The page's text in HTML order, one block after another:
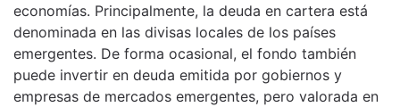
economías. Principalmente, la deuda en cartera está
denominada en las divisas locales de los países
emergentes. De forma ocasional, el fondo también
puede invertir en deuda emitida por gobiernos y
empresas de mercados emergentes, pero valorada en